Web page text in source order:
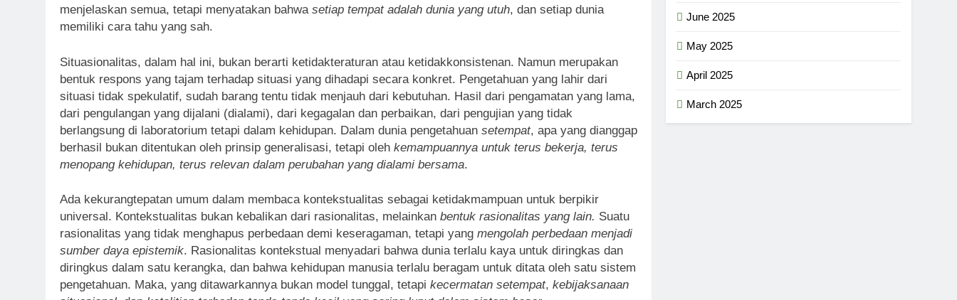
menjelaskan semua, tetapi menyatakan bahwa setiap tempat adalah dunia yang utuh, dan setiap dunia
memiliki cara tahu yang sah.
Situasionalitas, dalam hal ini, bukan berarti ketidakteraturan atau ketidakkonsistenan. Namun merupakan
bentuk respons yang tajam terhadap situasi yang dihadapi secara konkret. Pengetahuan yang lahir dari
situasi tidak spekulatif, sudah barang tentu tidak menjauh dari kebutuhan. Hasil dari pengamatan yang lama,
dari pengulangan yang dijalani (dialami), dari kegagalan dan perbaikan, dari pengujian yang tidak
berlangsung di laboratorium tetapi dalam kehidupan. Dalam dunia pengetahuan setempat, apa yang dianggap
berhasil bukan ditentukan oleh prinsip generalisasi, tetapi oleh kemampuannya untuk terus bekerja, terus
menopang kehidupan, terus relevan dalam perubahan yang dialami bersama.
Ada kekurangtepatan umum dalam membaca kontekstualitas sebagai ketidakmampuan untuk berpikir
universal. Kontekstualitas bukan kebalikan dari rasionalitas, melainkan bentuk rasionalitas yang lain. Suatu
rasionalitas yang tidak menghapus perbedaan demi keseragaman, tetapi yang mengolah perbedaan menjadi
sumber daya epistemik. Rasionalitas kontekstual menyadari bahwa dunia terlalu kaya untuk diringkas dan
diringkus dalam satu kerangka, dan bahwa kehidupan manusia terlalu beragam untuk ditata oleh satu sistem
pengetahuan. Maka, yang ditawarkannya bukan model tunggal, tetapi kecermatan setempat, kebijaksanaan
June 2025
May 2025
April 2025
March 2025